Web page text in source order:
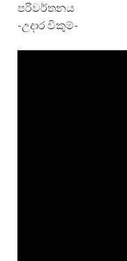
පරිවර්තනය
-උදාර විකුම්-